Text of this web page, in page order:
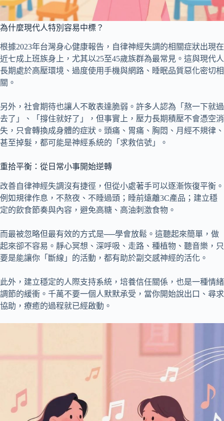
為什麼現代人特別容易中標？
根據2023年台灣身心健康報告，自律神經失調的相關症狀出現在
近七成上班族身上，尤其以25至45歲族群為最常見。這與現代人
長期處於高壓環境、過度使用手機與網路、睡眠品質惡化密切相
關。
另外，社會期待也讓人不敢表達脆弱。許多人認為「熬一下就過
去了」、「撐住就好了」，但事實上，壓力長期積壓不會憑空消
失，只會轉換成身體的症狀。頭痛、胃痛、胸悶、月經不規律、
甚至掉髮，都可能是神經系統的「求救信號」。
重拾平衡：從日常小事開始逆轉
改善自律神經失調沒有捷徑，但從小處著手可以逐漸恢復平衡。
例如規律作息，不熬夜、不睡過頭；睡前遠離3C產品；建立穩
定的飲食節奏與內容，避免高糖、高油刺激食物。
而最被忽略但最有效的方式是──學會放鬆。這聽起來簡單，做
起來卻不容易。靜心冥想、深呼吸、走路、種植物、聽音樂，只
要是能讓你「斷線」的活動，都有助於副交感神經的活化。
此外，建立穩定的人際支持系統，培養信任關係，也是一種情緒
調節的緩衝。千萬不要一個人默默承受，當你開始說出口、尋求
協助，療癒的過程就已經啟動。